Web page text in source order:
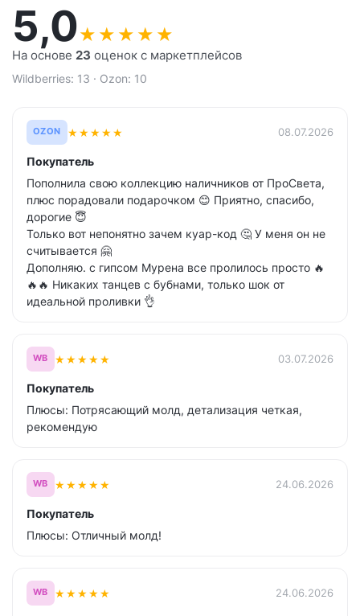
5,0★ ★ ★ ★ ★
На основе 23 оценок с маркетплейсов
Wildberries: 13 · Ozon: 10
OZON ★★★★★ 08.07.2026
Покупатель
Пополнила свою коллекцию наличников от ПроСвета,
плюс порадовали подарочком 😊 Приятно, спасибо,
дорогие 😇
Только вот непонятно зачем куар-код 🤔 У меня он не
считывается 🤗
Дополняю. с гипсом Мурена все пролилось просто 🔥
🔥🔥 Никаких танцев с бубнами, только шок от
идеальной проливки 👌
WB ★★★★★ 03.07.2026
Покупатель
Плюсы: Потрясающий молд, детализация четкая,
рекомендую
WB ★★★★★ 24.06.2026
Покупатель
Плюсы: Отличный молд!
WB ★★★★★ 24.06.2026